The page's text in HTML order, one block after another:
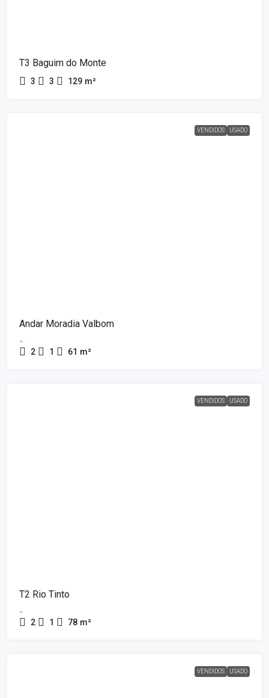
T3 Baguim do Monte
3 3 129 m²
VENDIDOS USADO
Andar Moradia Valbom
-
2 1 61 m²
VENDIDOS USADO
T2 Rio Tinto
-
2 1 78 m²
VENDIDOS USADO